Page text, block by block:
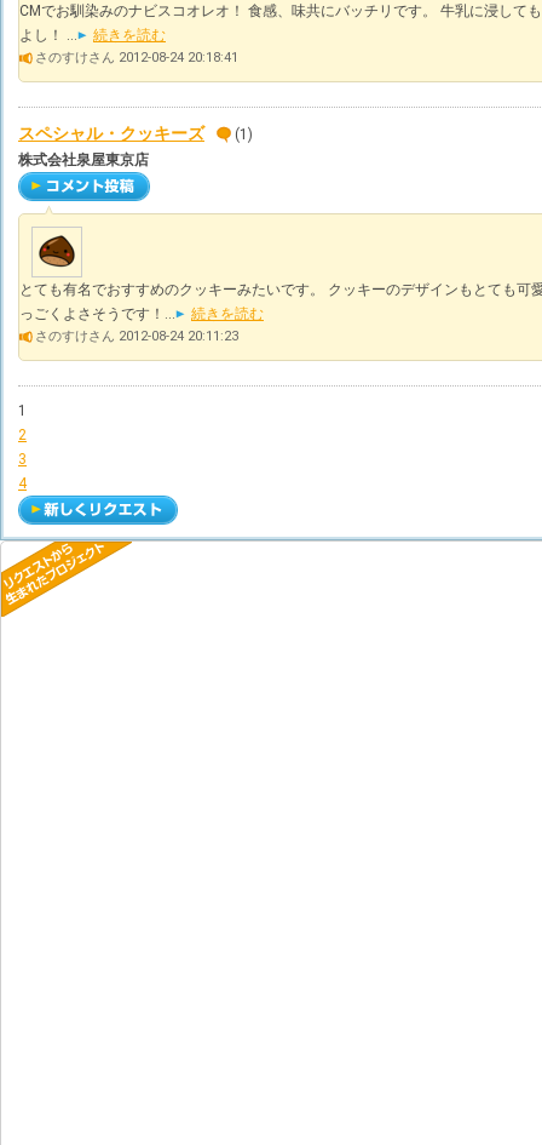
CMでお馴染みのナビスコオレオ！ 食感、味共にバッチリです。 牛乳に浸して
よし！ ...
続きを読む
さのすけさん 2012-08-24 20:18:41
スペシャル・クッキーズ
(1)
株式会社泉屋東京店
とても有名でおすすめのクッキーみたいです。 クッキーのデザインもとても可
っごくよさそうです！...
続きを読む
さのすけさん 2012-08-24 20:11:23
1
2
3
4